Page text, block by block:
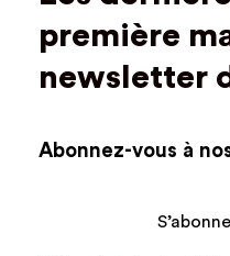
première
newsletter
Abonnez-vous à